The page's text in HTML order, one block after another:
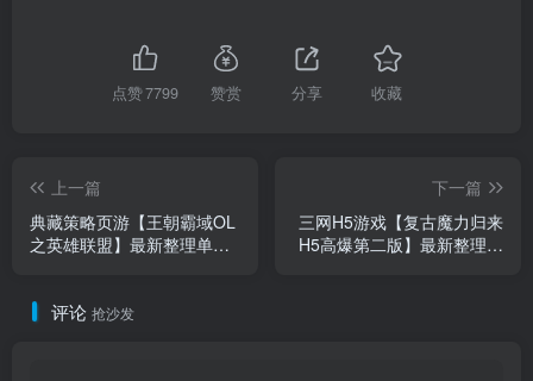
点赞7799 赞赏 分享 收藏
上一篇
典藏策略页游【王朝霸域OL
之英雄联盟】最新整理单机
教程
下一篇
三网H5游戏【复古魔力归来
H5高爆第二版】最新整理单
评论 抢沙发